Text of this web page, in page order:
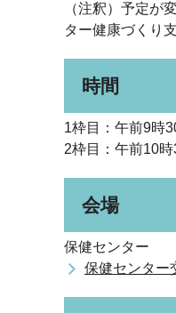
（注釈）予定が
ター健康づくり
時間
1枠目：午前9時
2枠目：午前10
会場
保健センター
保健センター